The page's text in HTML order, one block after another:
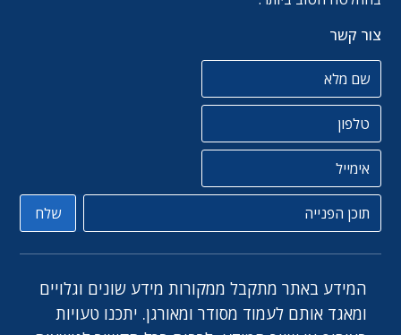
צור קשר
טלפון
שלח
המידע באתר מתקבל ממקורות מידע שונים וגלויים
ומאגד אותם לעמוד מסודר ומאורגן. יתכנו טעויות